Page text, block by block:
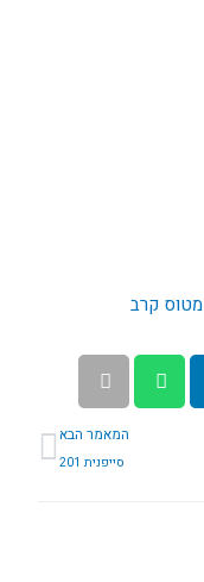
מטוס קרב
המאמר הבא
סייפנית 201
הבא